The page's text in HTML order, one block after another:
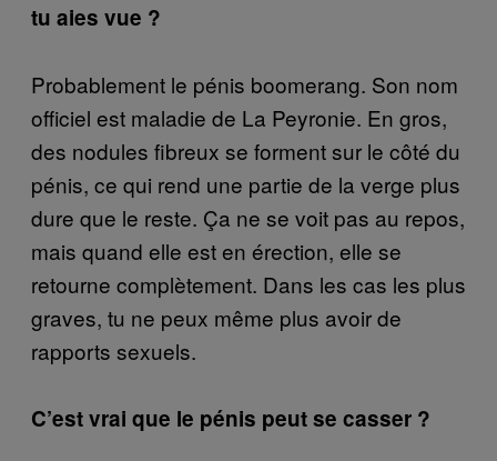
tu aies vue ?
Probablement le pénis boomerang. Son nom
officiel est maladie de La Peyronie. En gros,
des nodules fibreux se forment sur le côté du
pénis, ce qui rend une partie de la verge plus
dure que le reste. Ça ne se voit pas au repos,
mais quand elle est en érection, elle se
retourne complètement. Dans les cas les plus
graves, tu ne peux même plus avoir de
rapports sexuels.
C’est vrai que le pénis peut se casser ?